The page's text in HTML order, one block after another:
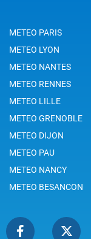
METEO PARIS
METEO LYON
METEO NANTES
METEO RENNES
METEO LILLE
METEO GRENOBLE
METEO DIJON
METEO PAU
METEO NANCY
METEO BESANCON